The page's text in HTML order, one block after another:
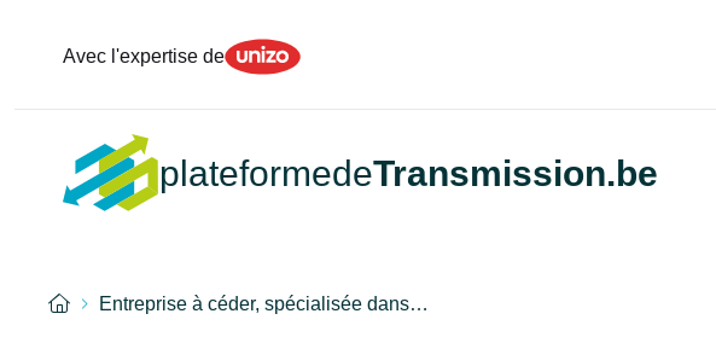
Avec l'expertise deUnizo
plateformedeTransmission.be
AccueilEntreprise à céder, spécialisée dans…